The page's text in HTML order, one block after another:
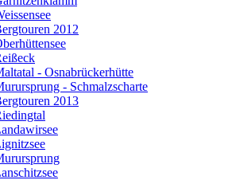
Amsterdam
2012
- Osnabrückerhütte
- Schmalzscharte
2013